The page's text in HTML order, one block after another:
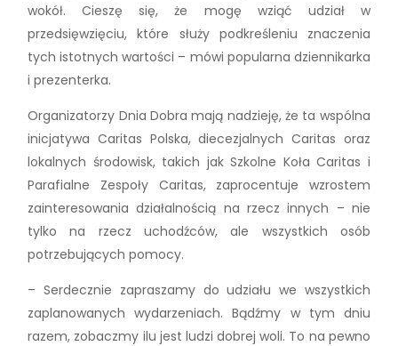
wokół. Cieszę się, że mogę wziąć udział w
przedsięwzięciu, które służy podkreśleniu znaczenia
tych istotnych wartości – mówi popularna dziennikarka
i prezenterka.
Organizatorzy Dnia Dobra mają nadzieję, że ta wspólna
inicjatywa Caritas Polska, diecezjalnych Caritas oraz
lokalnych środowisk, takich jak Szkolne Koła Caritas i
Parafialne Zespoły Caritas, zaprocentuje wzrostem
zainteresowania działalnością na rzecz innych – nie
tylko na rzecz uchodźców, ale wszystkich osób
potrzebujących pomocy.
– Serdecznie zapraszamy do udziału we wszystkich
zaplanowanych wydarzeniach. Bądźmy w tym dniu
razem, zobaczmy ilu jest ludzi dobrej woli. To na pewno